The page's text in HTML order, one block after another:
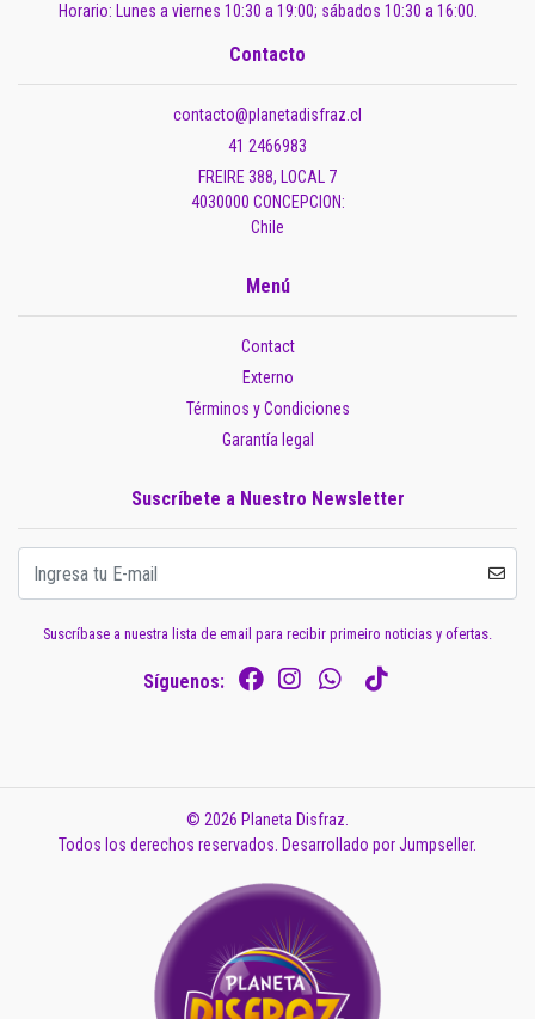
Horario: Lunes a viernes 10:30 a 19:00; sábados 10:30 a 16:00.
Contacto
contacto@planetadisfraz.cl
41 2466983
FREIRE 388, LOCAL 7
4030000 CONCEPCION:
Chile
Menú
Contact
Externo
Términos y Condiciones
Garantía legal
Suscríbete a Nuestro Newsletter
Suscríbase a nuestra lista de email para recibir primeiro noticias y ofertas.
Síguenos:
© 2026 Planeta Disfraz.
Todos los derechos reservados. Desarrollado por Jumpseller.